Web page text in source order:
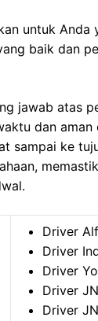
untuk Anda
baik dan
jawab atas
dan aman
sampai ke
Driver
Driver
Driver
Driver
Driver